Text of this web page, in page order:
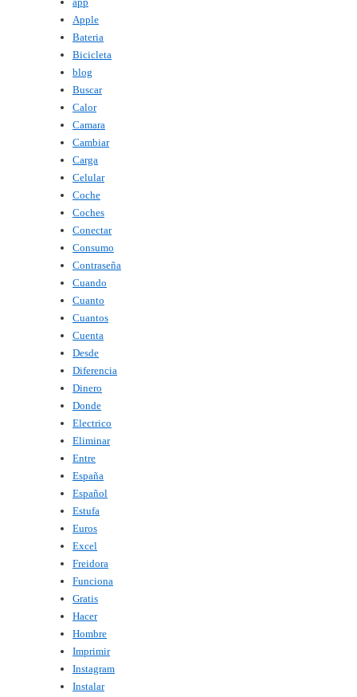
Apple
Bateria
Bicicleta
blog
Buscar
Calor
Camara
Cambiar
Carga
Celular
Coche
Coches
Conectar
Consumo
Contraseña
Cuando
Cuanto
Cuantos
Cuenta
Desde
Diferencia
Dinero
Donde
Electrico
Eliminar
Entre
España
Español
Estufa
Euros
Excel
Freidora
Funciona
Gratis
Hacer
Hombre
Imprimir
Instagram
Instalar